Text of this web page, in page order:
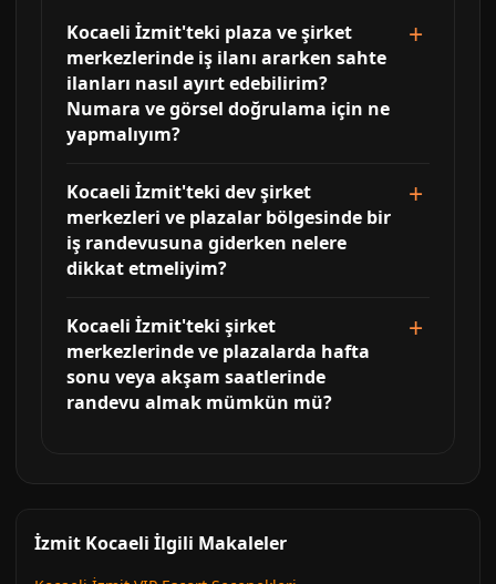
Kocaeli İzmit'teki plaza ve şirket
merkezlerinde iş ilanı ararken sahte
ilanları nasıl ayırt edebilirim?
Numara ve görsel doğrulama için ne
yapmalıyım?
Kocaeli İzmit'teki dev şirket
merkezleri ve plazalar bölgesinde bir
iş randevusuna giderken nelere
dikkat etmeliyim?
Kocaeli İzmit'teki şirket
merkezlerinde ve plazalarda hafta
sonu veya akşam saatlerinde
randevu almak mümkün mü?
İzmit Kocaeli İlgili Makaleler